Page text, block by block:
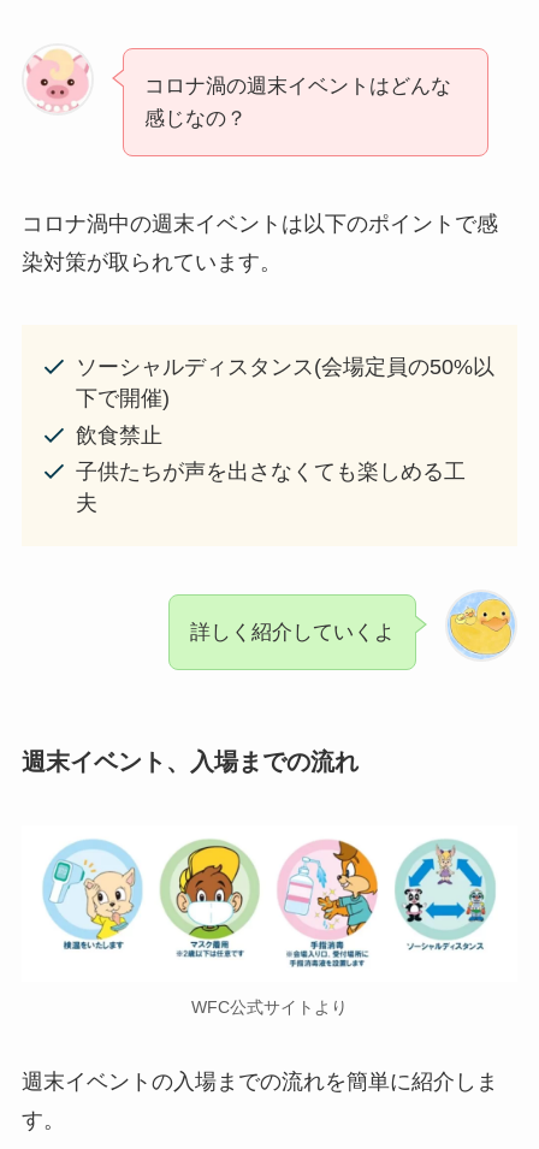
コロナ渦の週末イベントはどんな
感じなの？
コロナ渦中の週末イベントは以下のポイントで感
染対策が取られています。
ソーシャルディスタンス(会場定員の50%以
下で開催)
飲食禁止
子供たちが声を出さなくても楽しめる工
夫
詳しく紹介していくよ
週末イベント、入場までの流れ
WFC公式サイトより
週末イベントの入場までの流れを簡単に紹介しま
す。